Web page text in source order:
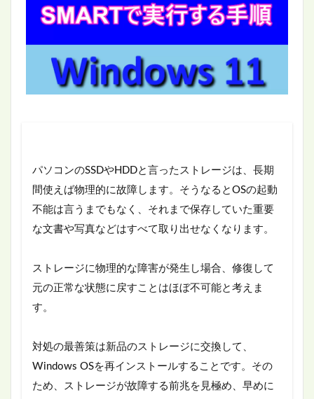
パソコンのSSDやHDDと言ったストレージは、長期
間使えば物理的に故障します。そうなるとOSの起動
不能は言うまでもなく、それまで保存していた重要
な文書や写真などはすべて取り出せなくなります。
ストレージに物理的な障害が発生し場合、修復して
元の正常な状態に戻すことはほぼ不可能と考えま
す。
対処の最善策は新品のストレージに交換して、
Windows OSを再インストールすることです。その
ため、ストレージが故障する前兆を見極め、早めに